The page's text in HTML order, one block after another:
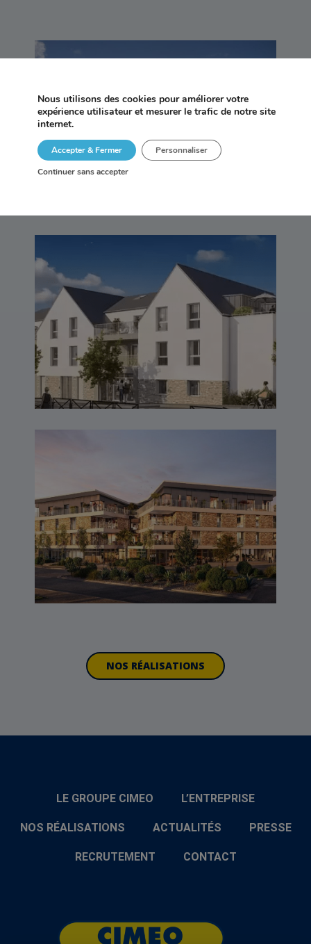
AN AVEL – TRÉGASTEL
LIBERTY – VANNES (56)
RIVA – LARMOR PLAGE
(56)
NOS RÉALISATIONS
LE GROUPE CIMEO L’ENTREPRISE
NOS RÉALISATIONS ACTUALITÉS PRESSE
RECRUTEMENT CONTACT
Nous utilisons des cookies pour améliorer votre
expérience utilisateur et mesurer le trafic de notre site
internet.
Accepter & Fermer
Continuer sans accepter
Personnaliser